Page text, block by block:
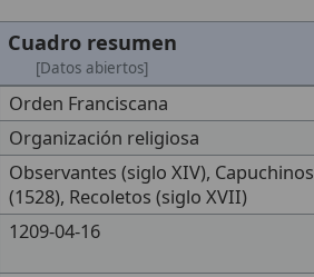
Cuadro resumen
[Datos abiertos]
Orden Franciscana
Organización religiosa
Observantes (siglo XIV), Capuchinos
(1528), Recoletos (siglo XVII)
1209-04-16